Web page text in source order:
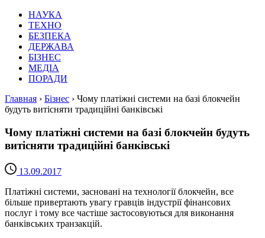
НАУКА
ТЕХНО
БЕЗПЕКА
ДЕРЖАВА
БІЗНЕС
МЕДІА
ПОРАДИ
Главная › Бізнес › Чому платіжні системи на базі блокчейн
будуть витісняти традиційні банківські
Чому платіжні системи на базі блокчейн будуть
витісняти традиційні банківські
13.09.2017
Платіжні системи, засновані на технології блокчейн, все
більше привертають увагу гравців індустрії фінансових
послуг і тому все частіше застосовуються для виконання
банківських транзакцій.